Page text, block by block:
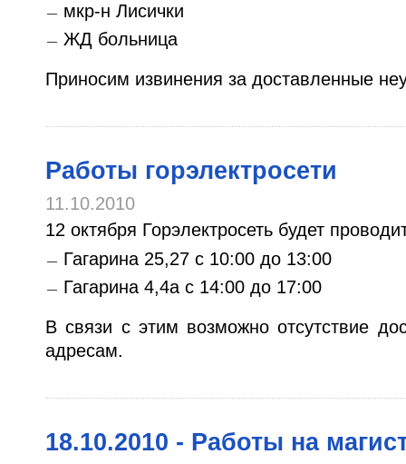
мкр-н Лисички
ЖД больница
Приносим извинения за доставленные
Работы горэлектросети
11.10.2010
12 октября Горэлектросеть будет
Гагарина 25,27 с 10:00 до 13:00
Гагарина 4,4а с 14:00 до 17:00
В связи с этим возможно отсутствие
адресам.
18.10.2010 - Работы на